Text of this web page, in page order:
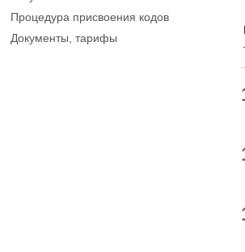
Процедура присвоения кодов
Документы, тарифы